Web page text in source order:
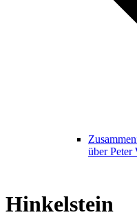
über Peter
Hinkelstein